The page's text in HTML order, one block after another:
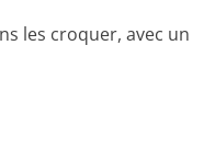
les croquer, avec un